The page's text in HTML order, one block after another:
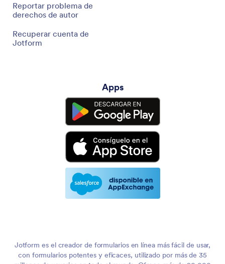
Reportar problema de
derechos de autor
Recuperar cuenta de
Jotform
Apps
Jotform es el creador de formularios en línea más fácil de usar,
con formularios potentes y eficaces, utilizado por más de 35